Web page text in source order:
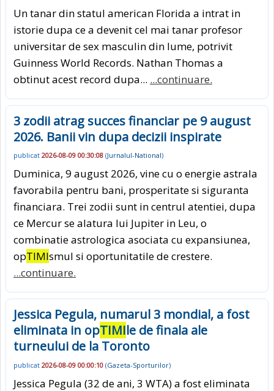
Un tanar din statul american Florida a intrat in
istorie dupa ce a devenit cel mai tanar profesor
universitar de sex masculin din lume, potrivit
Guinness World Records. Nathan Thomas a
obtinut acest record dupa... ...continuare.
3 zodii atrag succes financiar pe 9 august
2026. Banii vin dupa decizii inspirate
publicat 2026-08-09 00:30:08 (Jurnalul-National)
Duminica, 9 august 2026, vine cu o energie astrala
favorabila pentru bani, prosperitate si siguranta
financiara. Trei zodii sunt in centrul atentiei, dupa
ce Mercur se alatura lui Jupiter in Leu, o
combinatie astrologica asociata cu expansiunea,
opTIMIsmul si oportunitatile de crestere.
...continuare.
Jessica Pegula, numarul 3 mondial, a fost
eliminata in opTIMIle de finala ale
turneului de la Toronto
publicat 2026-08-09 00:00:10 (Gazeta-Sporturilor)
Jessica Pegula (32 de ani, 3 WTA) a fost eliminata